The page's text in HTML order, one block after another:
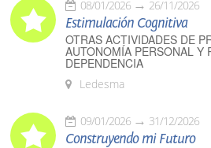
08/01/2026 26/11/2026
Estimulación Cognitiva
OTRAS ACTIVIDADES DE
AUTONOMÍA PERSONAL Y
DEPENDENCIA
Ledesma
09/01/2026 31/12/2026
Construyendo mi Futuro